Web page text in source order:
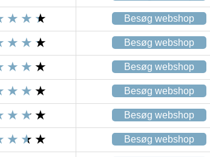
Besøg webshop
Besøg webshop
Besøg webshop
Besøg webshop
Besøg webshop
Besøg webshop